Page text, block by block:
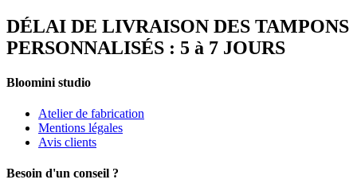
DÉLAI DE LIVRAISON DES TAMPONS
PERSONNALISÉS : 5 à 7 JOURS
Bloomini studio
Atelier de fabrication
Mentions légales
Avis clients
Besoin d'un conseil ?